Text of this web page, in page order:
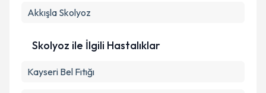
Akkışla Skolyoz
Skolyoz ile İlgili Hastalıklar
Kayseri Bel Fıtığı